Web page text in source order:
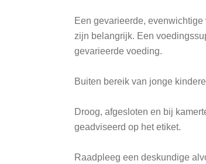
Een gevarieerde,
zijn belangrijk. Een
gevarieerde voeding.
Buiten bereik van jonge
Droog, afgesloten en bij
geadviseerd op het etiket.
Raadpleeg een deskundige